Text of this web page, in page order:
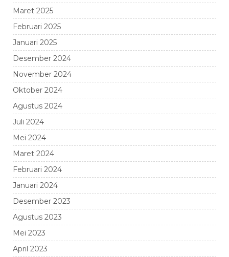
Maret 2025
Februari 2025
Januari 2025
Desember 2024
November 2024
Oktober 2024
Agustus 2024
Juli 2024
Mei 2024
Maret 2024
Februari 2024
Januari 2024
Desember 2023
Agustus 2023
Mei 2023
April 2023